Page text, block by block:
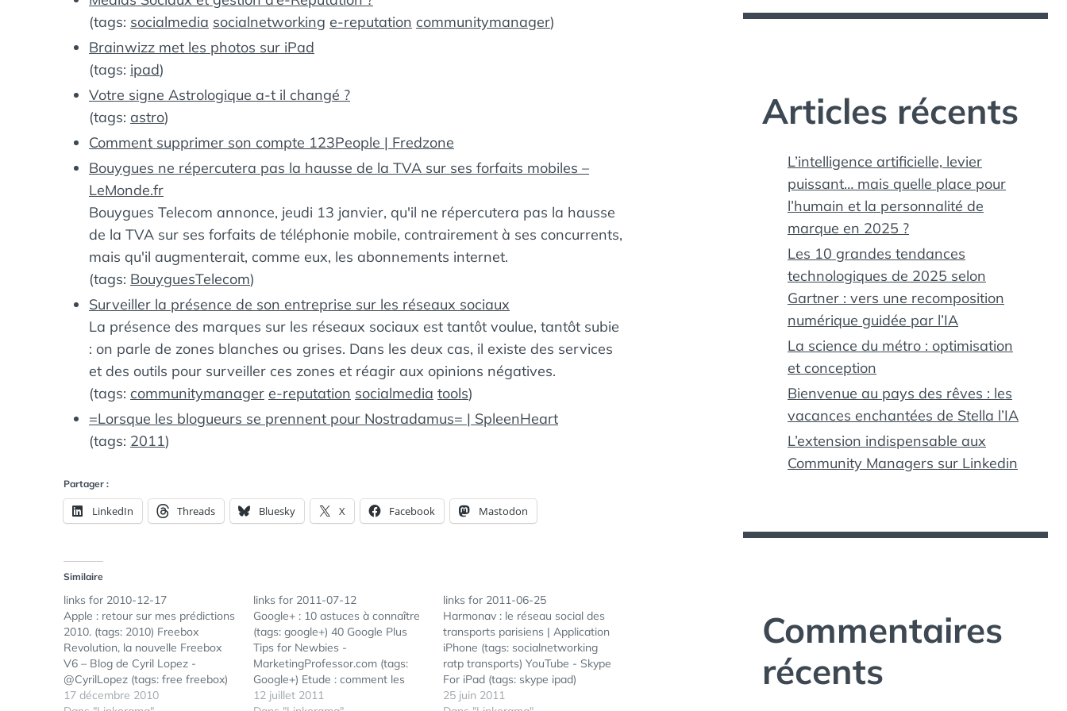
(tags: socialmedia socialnetworking e-reputation communitymanager)
Brainwizz met les photos sur iPad
(tags: ipad)
Votre signe Astrologique a-t il changé ?
(tags: astro)
Comment supprimer son compte 123People | Fredzone
Bouygues ne répercutera pas la hausse de la TVA sur ses forfaits mobiles –
LeMonde.fr
Bouygues Telecom annonce, jeudi 13 janvier, qu'il ne répercutera pas la hausse
de la TVA sur ses forfaits de téléphonie mobile, contrairement à ses concurrents,
mais qu'il augmenterait, comme eux, les abonnements internet.
(tags: BouyguesTelecom)
Surveiller la présence de son entreprise sur les réseaux sociaux
La présence des marques sur les réseaux sociaux est tantôt voulue, tantôt subie
: on parle de zones blanches ou grises. Dans les deux cas, il existe des services
et des outils pour surveiller ces zones et réagir aux opinions négatives.
(tags: communitymanager e-reputation socialmedia tools)
=Lorsque les blogueurs se prennent pour Nostradamus= | SpleenHeart
(tags: 2011)
Partager :
LinkedIn Threads Bluesky X Facebook Mastodon
Similaire
links for 2010-12-17
Apple : retour sur mes prédictions
2010. (tags: 2010) Freebox
Revolution, la nouvelle Freebox
V6 – Blog de Cyril Lopez -
@CyrilLopez (tags: free freebox)
De l'e-reputation au e-lobbying -
17 décembre 2010
links for 2011-07-12
Google+ : 10 astuces à connaître
(tags: google+) 40 Google Plus
Tips for Newbies -
MarketingProfessor.com (tags:
Google+) Etude : comment les
entreprises envisagent l'e-
12 juillet 2011
links for 2011-06-25
Harmonav : le réseau social des
transports parisiens | Application
iPhone (tags: socialnetworking
ratp transports) YouTube - Skype
For iPad (tags: skype ipad)
Journalisme et médias sociaux :
25 juin 2011
Articles récents
L’intelligence artificielle, levier
puissant… mais quelle place pour
l’humain et la personnalité de
marque en 2025 ?
Les 10 grandes tendances
technologiques de 2025 selon
Gartner : vers une recomposition
numérique guidée par l’IA
La science du métro : optimisation
et conception
Bienvenue au pays des rêves : les
vacances enchantées de Stella l’IA
L’extension indispensable aux
Community Managers sur Linkedin
Commentaires
récents